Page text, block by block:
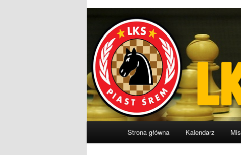
Strona główna Kalendarz